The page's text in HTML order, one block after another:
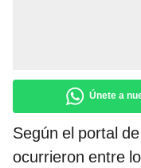
Únete a
Según el portal
ocurrieron entre